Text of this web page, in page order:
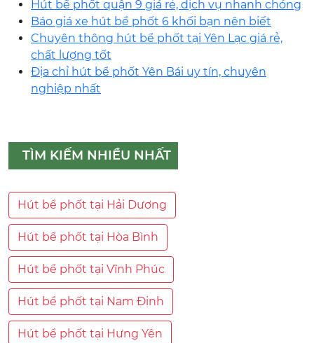
Hút bể phốt quận 9 giá rẻ, dịch vụ nhanh chóng
Báo giá xe hút bể phốt 6 khối bạn nên biết
Chuyên thông hút bể phốt tại Yên Lạc giá rẻ,
chất lượng tốt
Địa chỉ hút bể phốt Yên Bái uy tín, chuyên
nghiệp nhất
TÌM KIẾM NHIỀU NHẤT
Hút bể phốt tại Hải Dương
Hút bể phốt tại Hòa Bình
Hút bể phốt tại Vĩnh Phúc
Hút bể phốt tại Nam Định
Hút bể phốt tại Hưng Yên